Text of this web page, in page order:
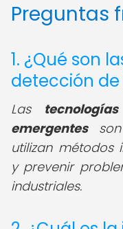
Preguntas
1. ¿Qué son
detección
Las
emergentesson
utilizan métodos
y prevenir
industriales.